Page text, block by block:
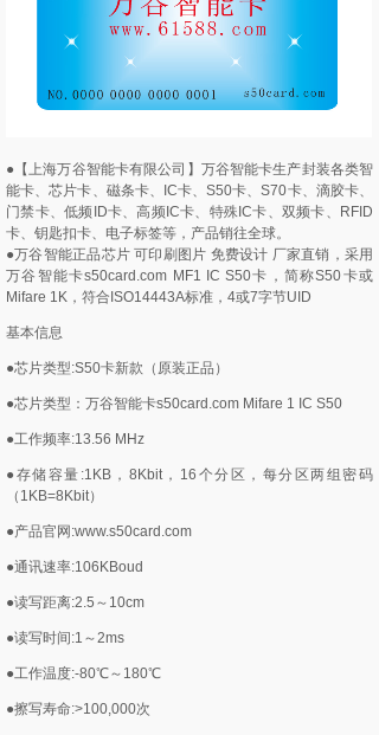
●【上海万谷智能卡有限公司】万谷智能卡生产封装各类智
能卡、芯片卡、磁条卡、IC卡、S50卡、S70卡、滴胶卡、
门禁卡、低频ID卡、高频IC卡、特殊IC卡、双频卡、RFID
卡、钥匙扣卡、电子标签等，产品销往全球。
●万谷智能正品芯片 可印刷图片 免费设计 厂家直销，采用
万谷智能卡s50card.com MF1 IC S50卡，简称S50卡或
Mifare 1K，符合ISO14443A标准，4或7字节UID
基本信息
●芯片类型:S50卡新款（原装正品）
●芯片类型：万谷智能卡s50card.com Mifare 1 IC S50
●工作频率:13.56 MHz
●存储容量:1KB，8Kbit，16个分区，每分区两组密码
（1KB=8Kbit）
●产品官网:www.s50card.com
●通讯速率:106KBoud
●读写距离:2.5～10cm
●读写时间:1～2ms
●工作温度:-80℃～180℃
●擦写寿命:>100,000次